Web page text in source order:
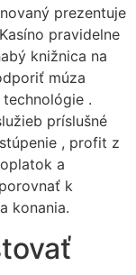
prezentuje
pravidelne
knižnica na
múza
.
príslušné
, profit z
a
k
konania.